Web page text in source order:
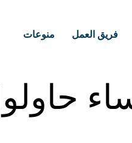
فريق العمل منوعات
الاتحادية: القبض على 5